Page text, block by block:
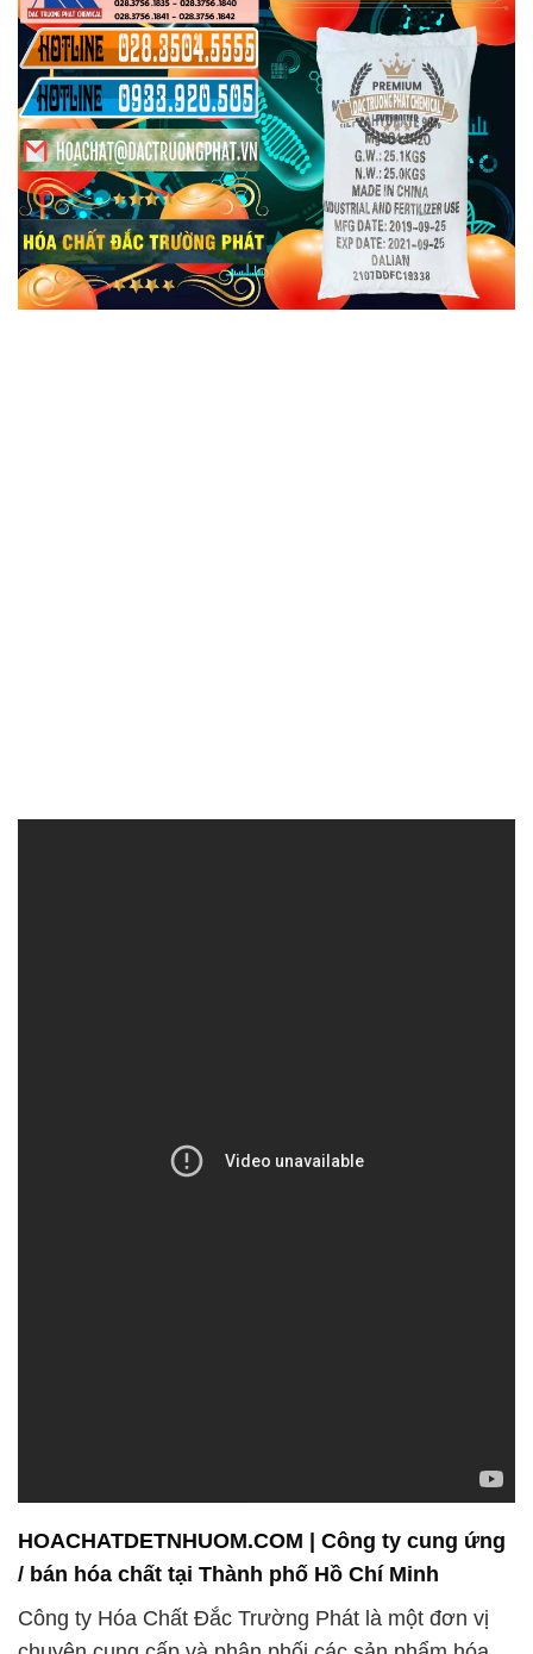
Công ty Hóa Chất Đắc Trường Phát là một đơn vị
chuyên cung cấp và phân phối các sản phẩm hóa
chất đa dạng, phục vụ nhu cầu của khách hàng
trong các ngành công nghiệp khác nhau. Với nhiều
năm kinh nghiệm tích luỹ, chúng tôi đã xây dựng
một danh tiếng vững chắc dựa trên sự đa dạng và